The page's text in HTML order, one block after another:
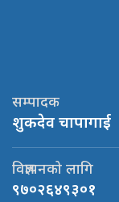
सम्पादक
शुकदेव चापागाई
विज्ञापनको लागि
९७०२६४९३०१